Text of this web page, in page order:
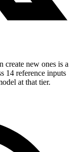
create new ones is a
14 reference inputs
at that tier.